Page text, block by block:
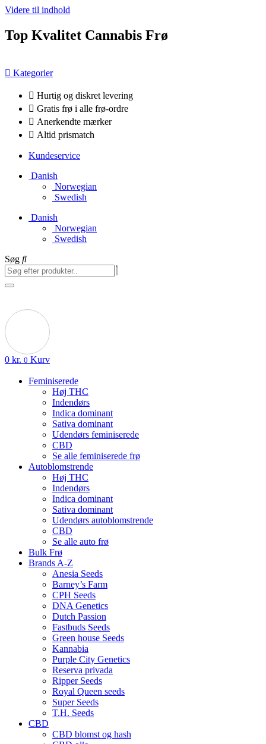
Videre til indhold
Top Kvalitet Cannabis Frø
Kategorier
Hurtig og diskret levering
Gratis frø i alle frø-ordre
Anerkendte mærker
Altid prismatch
Kundeservice
Danish
Norwegian
Swedish
Danish
Norwegian
Swedish
Søg
0 kr. 0 Kurv
Feminiserede
Høj THC
Indendørs
Indica dominant
Sativa dominant
Udendørs feminiserede
CBD
Se alle feminiserede frø
Autoblomstrende
Høj THC
Indendørs
Indica dominant
Sativa dominant
Udendørs autoblomstrende
CBD
Se alle auto frø
Bulk Frø
Brands A-Z
Anesia Seeds
Barney’s Farm
CPH Seeds
DNA Genetics
Dutch Passion
Fastbuds Seeds
Green house Seeds
Kannabia
Purple City Genetics
Reserva privada
Ripper Seeds
Royal Queen seeds
Super Seeds
T.H. Seeds
CBD
CBD blomst og hash